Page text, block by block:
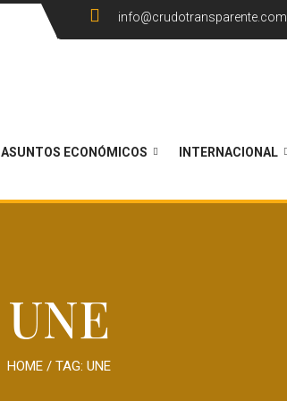
info@crudotransparente.com
ASUNTOS ECONÓMICOS INTERNACIONAL
UNE
HOME / TAG: UNE